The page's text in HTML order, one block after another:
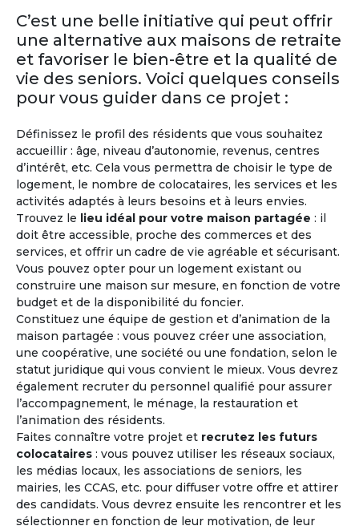
C’est une belle initiative qui peut offrir
une alternative aux maisons de retraite
et favoriser le bien-être et la qualité de
vie des seniors. Voici quelques conseils
pour vous guider dans ce projet :
Définissez le profil des résidents que vous souhaitez
accueillir : âge, niveau d’autonomie, revenus, centres
d’intérêt, etc. Cela vous permettra de choisir le type de
logement, le nombre de colocataires, les services et les
activités adaptés à leurs besoins et à leurs envies.
Trouvez le lieu idéal pour votre maison partagée : il
doit être accessible, proche des commerces et des
services, et offrir un cadre de vie agréable et sécurisant.
Vous pouvez opter pour un logement existant ou
construire une maison sur mesure, en fonction de votre
budget et de la disponibilité du foncier.
Constituez une équipe de gestion et d’animation de la
maison partagée : vous pouvez créer une association,
une coopérative, une société ou une fondation, selon le
statut juridique qui vous convient le mieux. Vous devrez
également recruter du personnel qualifié pour assurer
l’accompagnement, le ménage, la restauration et
l’animation des résidents.
Faites connaître votre projet et recrutez les futurs
colocataires : vous pouvez utiliser les réseaux sociaux,
les médias locaux, les associations de seniors, les
mairies, les CCAS, etc. pour diffuser votre offre et attirer
des candidats. Vous devrez ensuite les rencontrer et les
sélectionner en fonction de leur motivation, de leur
sa
de
une
très
RetraiteMalte
Malte bénéficie d’un climat avantageux
l’année, avec 300 jours d’ensoleillement
La Valette à Malte, où plusieurs
côtoient, apparaît dans les premiers rangs
pays où il fait bon y passer sa retraite.
Malte dispose également d’un système de
santé performant. L’anglais est la
langue nationale.
M'inscrire et créer mon profil
"Lors d'une journée rencontre, l'expérience de vie
collective a été riche, chaleureuse et tolérante. Il faut
en effet avoir l'expérience de cet affect naissant
circulant pour être convaincu que c'est le bon choix
et que cela peut marcher."